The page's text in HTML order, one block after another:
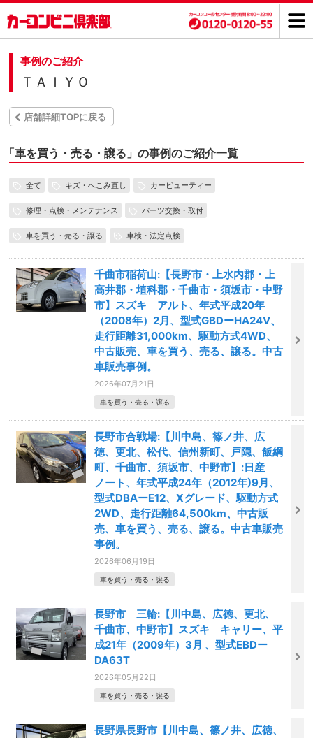
事例のご紹介
ＴＡＩＹＯ
店舗詳細TOPに戻る
「車を買う・売る・譲る」の事例のご紹介一覧
全て キズ・へこみ直し カービューティー
修理・点検・メンテナンス パーツ交換・取付
車を買う・売る・譲る 車検・法定点検
千曲市稲荷山:【長野市・上水内郡・上
高井郡・埴科郡・千曲市・須坂市・中野
市】スズキ アルト、年式平成20年
（2008年）2月、型式GBDーHA24V、
走行距離31,000km、駆動方式4WD、
中古販売、車を買う、売る、譲る。中古
車販売事例。
2026年07月21日
車を買う・売る・譲る
長野市合戦場:【川中島、篠ノ井、広
徳、更北、松代、信州新町、戸隠、飯綱
町、千曲市、須坂市、中野市】:日産
ノート、年式平成24年（2012年)9月、
型式DBAーE12、Xグレード、駆動方式
2WD、走行距離64,500km、中古販
売、車を買う、売る、譲る。中古車販売
事例。
2026年06月19日
車を買う・売る・譲る
長野市 三輪:【川中島、広徳、更北、
千曲市、中野市】スズキ キャリー、平
成21年（2009年）3月 、型式EBDー
DA63T
2026年05月22日
車を買う・売る・譲る
長野県長野市【川中島、篠ノ井、広徳、